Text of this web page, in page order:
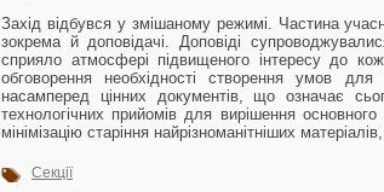
Захід відбувся у змішаному режимі. Частина
зокрема й доповідачі. Доповіді
сприяло атмосфері підвищеного інтересу до
обговорення необхідності створення умов для
насамперед цінних документів, що означає
технологічних прийомів для вирішення
мінімізацію старіння найрізноманітніших
Секції